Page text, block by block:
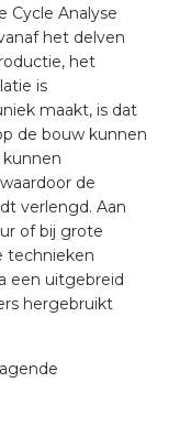
Cycle Analyse
het delven
het
is
maakt, is dat
de bouw kunnen
de
verlengd. Aan
of bij grote
technieken
een uitgebreid
hergebruikt